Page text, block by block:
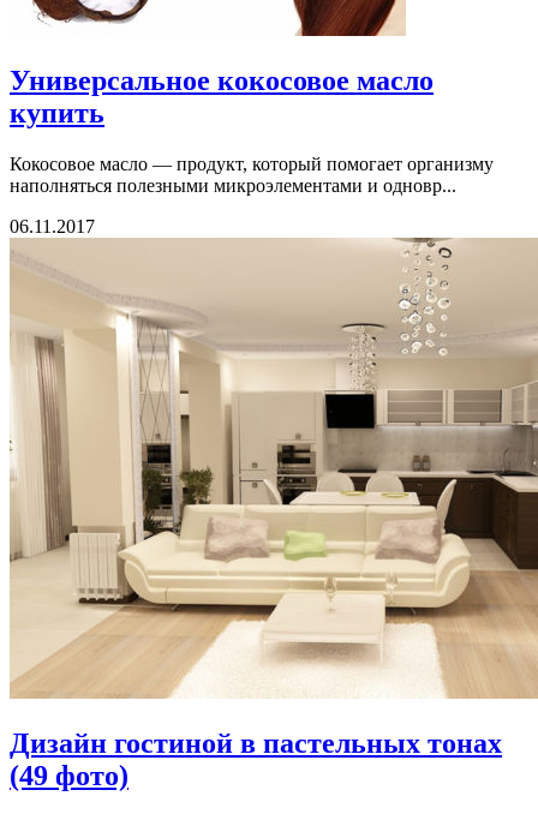
Универсальное кокосовое масло
купить
Кокосовое масло — продукт, который помогает организму
наполняться полезными микроэлементами и одновр...
06.11.2017
Дизайн гостиной в пастельных тонах
(49 фото)